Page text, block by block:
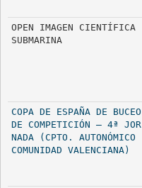
OPEN IMAGEN CIENTÍFICA
SUBMARINA
COPA DE ESPAÑA DE BUCEO
DE COMPETICIÓN – 4ª JOR
NADA (CPTO. AUTONÓMICO
COMUNIDAD VALENCIANA)